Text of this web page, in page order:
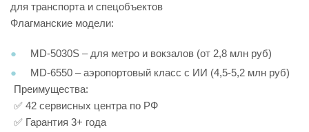
для транспорта и спецобъектов
Флагманские модели:
MD-5030S – для метро и вокзалов (от 2,8 млн руб)
MD-6550 – аэропортовый класс с ИИ (4,5-5,2 млн руб)
Преимущества:
✅ 42 сервисных центра по РФ
✅ Гарантия 3+ года